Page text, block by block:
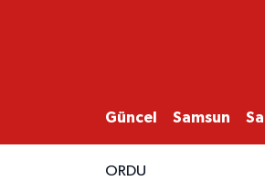
Güncel Samsun
ORDU
SAMSUN
SAMSUNSPOR